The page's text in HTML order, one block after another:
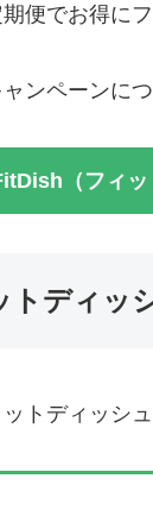
便でお得に
ンペーンに
（フィッ
ディッ
トディッシ